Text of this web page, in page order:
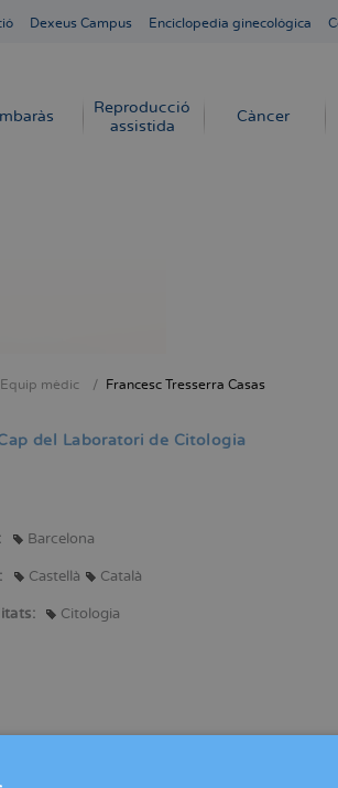
Dexeus Campus Enciclopedia ginecológica
Reproducció
assistida
Càncer
Equip mèdic Francesc Tresserra Casas
del Laboratori de Citologia
Barcelona
Castellà Català
Citologia